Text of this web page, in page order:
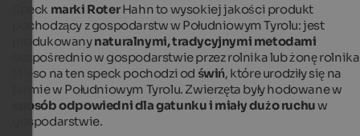
Speck marki RoterHahn to wysokiej jakości produkt
pochodzący z gospodarstw w Południowym Tyrolu: jest
produkowanynaturalnymi, tradycyjnymi metodami
bezpośrednio w gospodarstwie przez rolnika lub żonę
Mięso na ten speck pochodzi od świń, które urodziły się na
farmie w Południowym Tyrolu. Zwierzęta były hodowane w
sposób odpowiedni dla gatunku i miały dużo ruchuw
gospodarstwie.